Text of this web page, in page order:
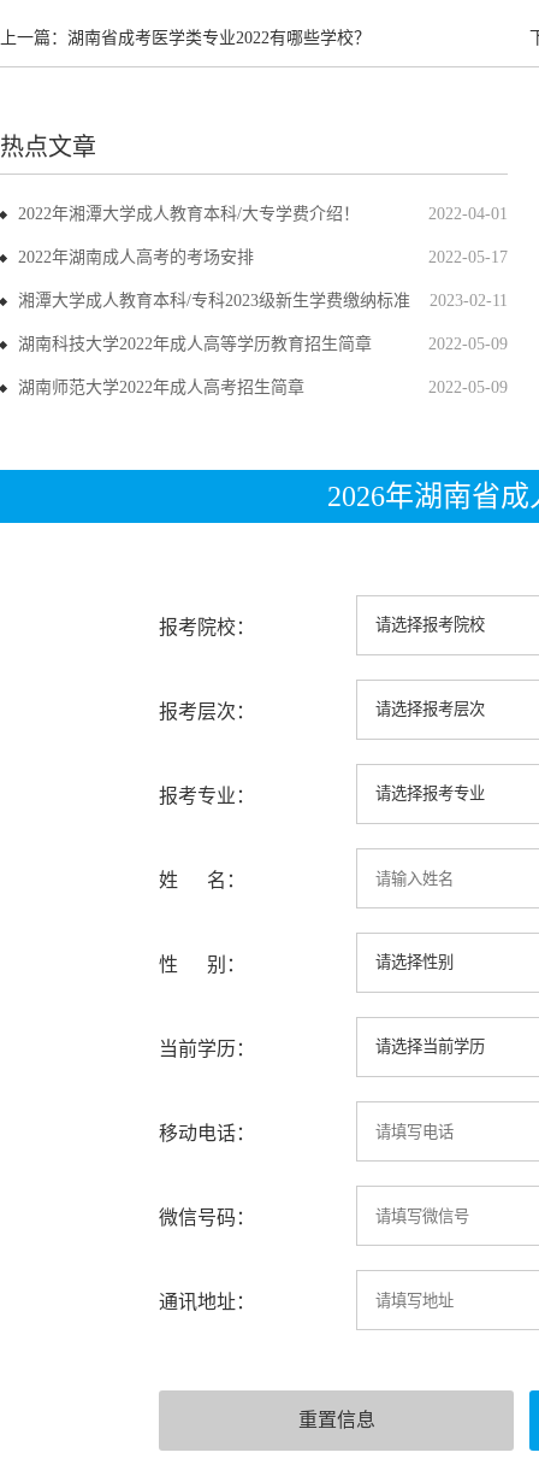
上一篇： 湖南省成考医学类专业2022有哪些学校？
热点文章
2022-04-01
2022年湘潭大学成人教育本科/大专学费介绍！
2022-05-17
2022年湖南成人高考的考场安排
2023-02-11
湘潭大学成人教育本科/专科2023级新生学费缴纳标准
2022-05-09
湖南科技大学2022年成人高等学历教育招生简章
2022-05-09
湖南师范大学2022年成人高考招生简章
2026年湖南省
报考院校：
报考层次：
报考专业：
姓 名：
性 别：
当前学历：
移动电话：
微信号码：
通讯地址：